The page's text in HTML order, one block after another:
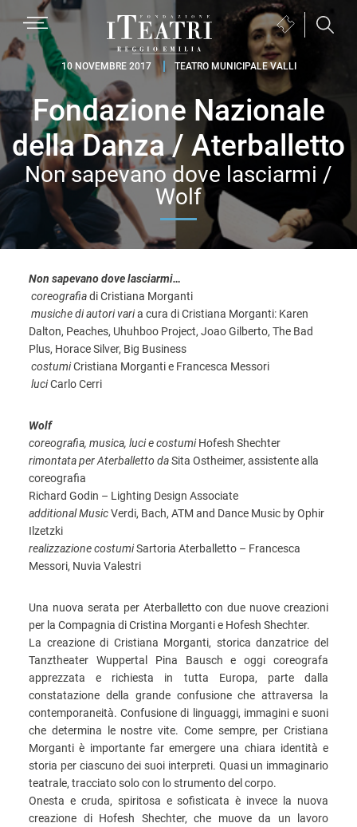
navigazione
primaria
contenuto
principale
piè
pagina
MENU
Fondazione
I
Teatri
Reggio
Emilia
Biglietteria
apre
una
finestra)
10 NOVEMBRE 2017 TEATRO MUNICIPALE VALLI
Fondazione Nazionale
della Danza / Aterballetto
Non sapevano dove lasciarmi /
Wolf
Non sapevano dove lasciarmi…
coreografiadi Cristiana Morganti
musiche di autori varia cura di Cristiana Morganti: Karen
Dalton, Peaches, Uhuhboo Project, Joao Gilberto, The Bad
Plus, Horace Silver, Big Business
costumiCristiana Morganti e Francesca Messori
luciCarlo Cerri
Wolf
coreografia, musica, luci e costumiHofesh Shechter
rimontata per Aterballetto daSita Ostheimer, assistente alla
coreografia
Richard Godin – Lighting Design Associate
additional MusicVerdi, Bach, ATM and Dance Music by Ophir
Ilzetzki
realizzazione costumiSartoria Aterballetto – Francesca
Messori, Nuvia Valestri
Una nuova serata per Aterballetto con due nuove creazioni
per la Compagnia di Cristina Morganti e Hofesh Shechter.
La creazione di Cristiana Morganti, storica danzatrice del
Tanztheater Wuppertal Pina Bausch e oggi coreografa
apprezzata e richiesta in tutta Europa, parte dalla
constatazione della grande confusione che attraversa la
contemporaneità. Confusione di linguaggi, immagini e suoni
che determina le nostre vite. Come sempre, per Cristiana
Morganti è importante far emergere una chiara identità e
storia per ciascuno dei suoi interpreti. Quasi un immaginario
teatrale, tracciato solo con lo strumento del corpo.
Onesta e cruda, spiritosa e sofisticata è invece la nuova
creazione di Hofesh Shechter, che muove da un lavoro